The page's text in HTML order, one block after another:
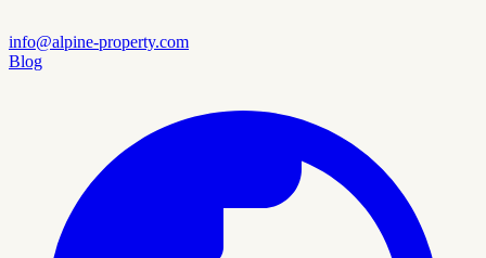
info@alpine-property.com
Blog